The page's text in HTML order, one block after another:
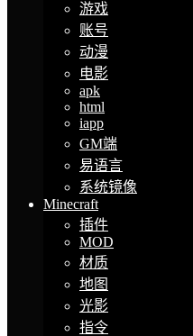
游戏
账号
动漫
电影
apk
html
iapp
GM端
易语言
系统镜像
Minecraft
插件
MOD
材质
地图
光影
指令